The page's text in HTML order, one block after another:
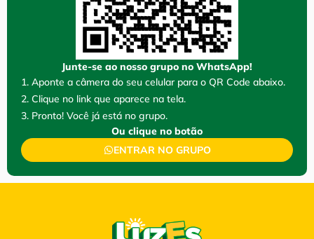
Junte-se ao nosso grupo no WhatsApp!
1. Aponte a câmera do seu celular para o QR Code abaixo.
2. Clique no link que aparece na tela.
3. Pronto! Você já está no grupo.
Ou clique no botão
ENTRAR NO GRUPO